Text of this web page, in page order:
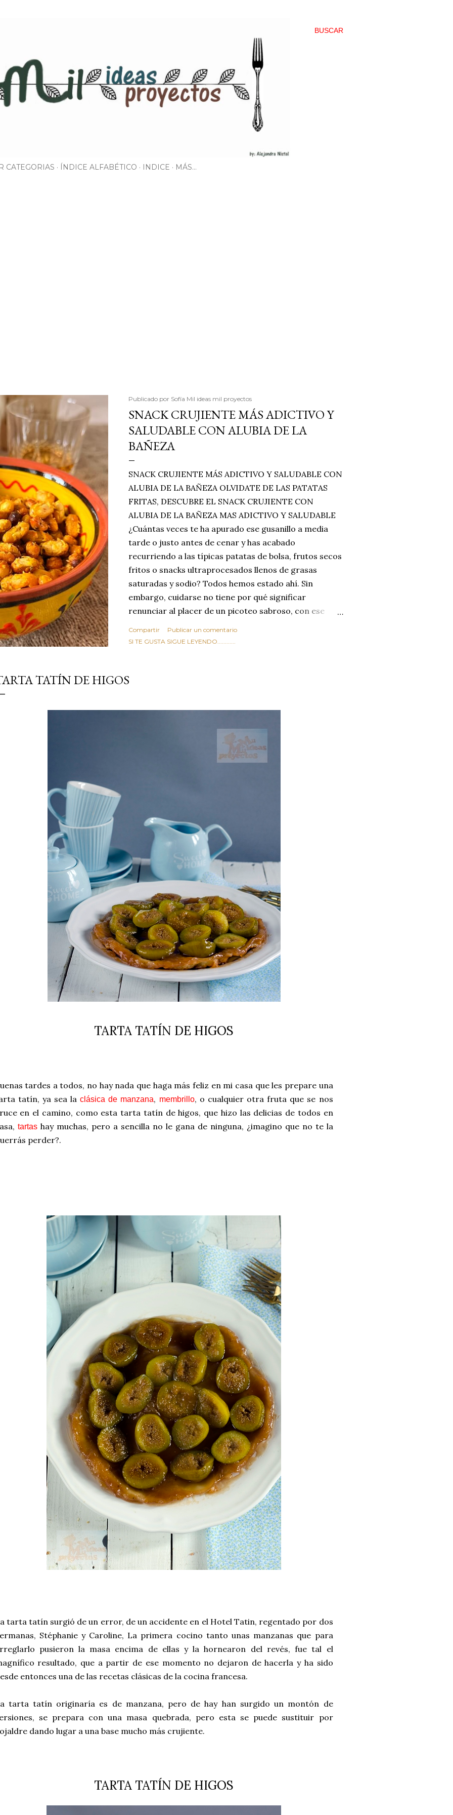
BUSCAR
CATEGORIAS ÍNDICE ALFABÉTICO INDICE MÁS…
Publicado por Sofía Mil ideas mil proyectos
SNACK CRUJIENTE MÁS ADICTIVO Y
SALUDABLE CON ALUBIA DE LA
BAÑEZA
SNACK CRUJIENTE MÁS ADICTIVO Y SALUDABLE CON
ALUBIA DE LA BAÑEZA OLVIDATE DE LAS PATATAS
FRITAS, DESCUBRE EL SNACK CRUJIENTE CON
ALUBIA DE LA BAÑEZA MAS ADICTIVO Y SALUDABLE
¿Cuántas veces te ha apurado ese gusanillo a media
tarde o justo antes de cenar y has acabado
recurriendo a las típicas patatas de bolsa, frutos secos
fritos o snacks ultraprocesados llenos de grasas
saturadas y sodio? Todos hemos estado ahí. Sin
embargo, cuidarse no tiene por qué significar
renunciar al placer de un picoteo sabroso, con ese
Estas alubias crujientes al horno van a cambiar por
tradicionales y copiosos de invierno. Con esta receta
100% natural. Es el sustituto perfecto a los frutos se...
Compartir
Publicar un comentario
SI TE GUSTA SIGUE LEYENDO............
TATÍN DE HIGOS
TARTA TATÍN DE HIGOS
tardes a todos, no hay nada que haga más feliz en mi casa que les prepare una
tatín, ya sea la clásica de manzana, membrillo, o cualquier otra fruta que se nos
en el camino, como esta tarta tatín de higos, que hizo las delicias de todos en
tartashay muchas, pero a sencilla no le gana de ninguna, ¿imagino que no te la
perder?.
tarta tatín surgió de un error, de un accidente en el Hotel Tatin, regentado por dos
Stéphanie y Caroline, La primera cocino tanto unas manzanas que para
pusieron la masa encima de ellas y la hornearon del revés, fue tal el
resultado, que a partir de ese momento no dejaron de hacerla y ha sido
entonces una de las recetas clásicas de la cocina francesa.
tarta tatín originaría es de manzana, pero de hay han surgido un montón de
se prepara con una masa quebrada, pero esta se puede sustituir por
dando lugar a una base mucho más crujiente.
TARTA TATÍN DE HIGOS